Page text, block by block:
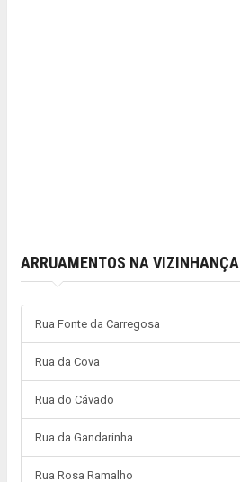
ARRUAMENTOS NA VIZINHANÇA
Rua Fonte da Carregosa
Rua da Cova
Rua do Cávado
Rua da Gandarinha
Rua Rosa Ramalho